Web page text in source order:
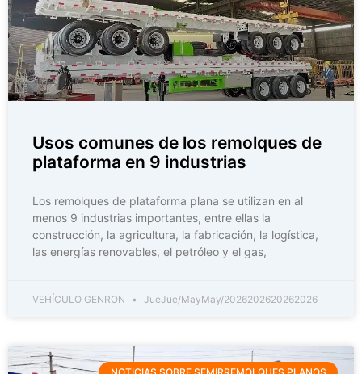
Usos comunes de los remolques de
plataforma en 9 industrias
Los remolques de plataforma plana se utilizan en al
menos 9 industrias importantes, entre ellas la
construcción, la agricultura, la fabricación, la logística,
las energías renovables, el petróleo y el gas,
VEHÍCULO GENRON JueJue/MayMay/2026202620262026